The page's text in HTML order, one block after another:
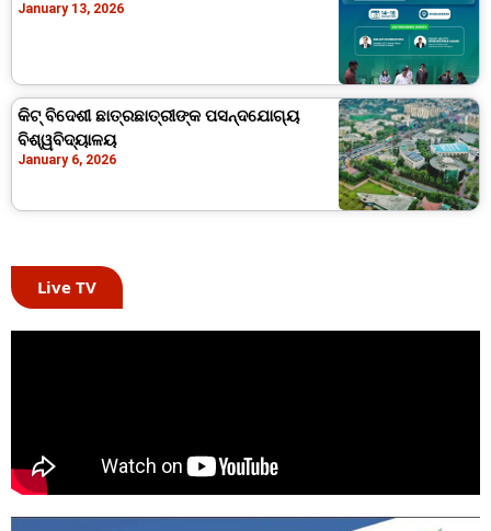
January 13, 2026
କିଟ୍‍ ବିଦେଶୀ ଛାତ୍ରଛାତ୍ରୀଙ୍କ ପସନ୍ଦଯୋଗ୍ୟ
ବିଶ୍ୱବିଦ୍ୟାଳୟ
January 6, 2026
Live TV